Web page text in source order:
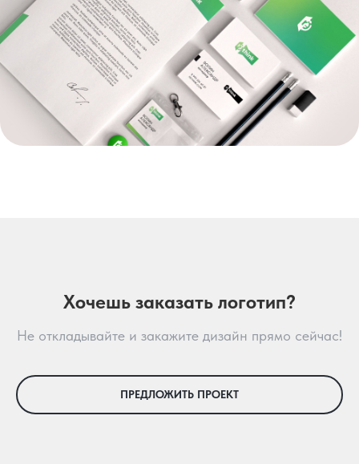
Хочешь заказать логотип?
Не откладывайте и закажите дизайн прямо сейчас!
ПРЕДЛОЖИТЬ ПРОЕКТ